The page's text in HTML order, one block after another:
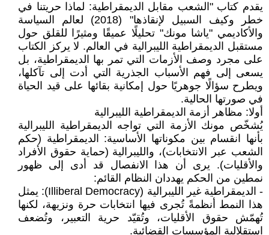
يقدم كتاب "الشعب مقابل الديمقراطية: لماذا حريتنا في
خطر وكيف السبيل لإنقاذها" (2018) لعالم السياسة
والأكاديمي "ياشا مونك" تحليلًا عميقًا ومثيرًا للقلق حول
مستقبل الديمقراطية الليبرالية في العالم. لا يركز الكتاب
على مجرد وصف الأزمات التي تمر بها الديمقراطية، بل
يسعى إلى فهم الأسباب الجذرية التي أدت إلى تآكلها،
ويطرح سؤالًا جوهريًا حول إمكانية بقائها على قيد الحياة
في صورتها الحالية.
أولا: مظاهر أزمة الديمقراطية الليبرالية
يُشخّص مونك الأزمة التي تواجه الديمقراطية الليبرالية
بأنها انقسام بين مكوناتها الأساسية: الديمقراطية (حكم
الشعب عبر الانتخابات)، والليبرالية (حماية حقوق الأفراد
والأقليات). يرى أن هذا الانفصال قد أدى إلى ظهور
نمطين من الحكم يهددان النظام القائم:
- الديمقراطية غير الليبرالية (Illiberal Democracy): يمثل
هذا النمط أنظمةً تُجرى فيها انتخابات حرة ونزيهة، لكنها
تُهمّش حقوق الأقليات، وتُقيّد حرية التعبير، وتُضعف
استقلالية المؤسسات القضائية.